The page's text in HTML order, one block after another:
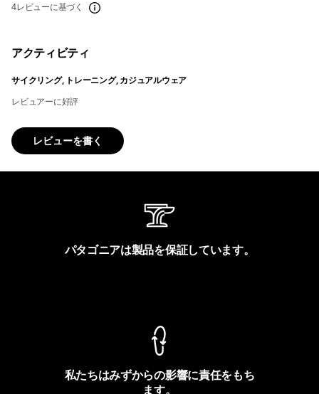
4レビューに基づく
アクティビティ
サイクリング, トレーニング, カジュアルウェア
レビュアーに好評
レビューを書く
パタゴニアは製品を保証しています。
私たちはみずからの影響に責任をもち
ます。